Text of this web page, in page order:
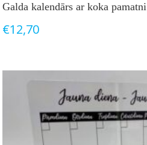
Galda kalendārs ar koka pamatni
€12,70